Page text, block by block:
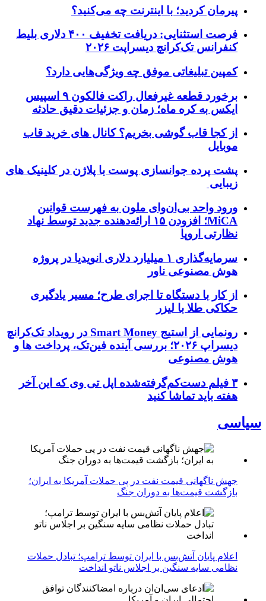
پیرمان کردید؛ با اینترنت چه می‌کنید؟
فرصت استثنایی: دریافت تخفیف ۴۰۰ دلاری بلیط
کنفرانس تک‌کرانچ دیسراپت ۲۰۲۶
کمپین تبلیغاتی موفق چه ویژگی‌هایی دارد؟
برخورد قطعه غیرفعال راکت فالکون ۹ اسپیس
ایکس به کره ماه؛ زمان و جزئیات دقیق حادثه
از کجا قاب گوشی بخریم؟ کانال های خرید قاب
موبایل
پشت پرده جوانسازی پوست با پلاژن در کلینیک های
زیبایی
ورود واحد بی‌ان‌وای ملون به فهرست قوانین
MiCA؛ افزودن ۱۵ ارائه‌دهنده جدید توسط نهاد
نظارتی اروپا
سرمایه‌گذاری ۱ میلیارد دلاری انویدیا در پروژه
هوش مصنوعی ناور
از کار با دستگاه تا اجرای طرح؛ مسیر یادگیری
حکاکی طلا با لیزر
رونمایی از استیج Smart Money در رویداد تک‌کرانچ
دیسراپ ۲۰۲۶؛ بررسی آینده فین‌تک، پرداخت‌ ها و
هوش مصنوعی
۳ فیلم دست‌کم‌گرفته‌شده اپل تی وی که این آخر
هفته باید تماشا کنید
سیاسی
جهش ناگهانی قیمت نفت در پی حملات آمریکا به ایران؛
بازگشت قیمت‌ها به دوران جنگ
اعلام پایان آتش‌بس با ایران توسط ترامپ؛ تبادل حملات
نظامی سایه سنگین بر اجلاس ناتو انداخت